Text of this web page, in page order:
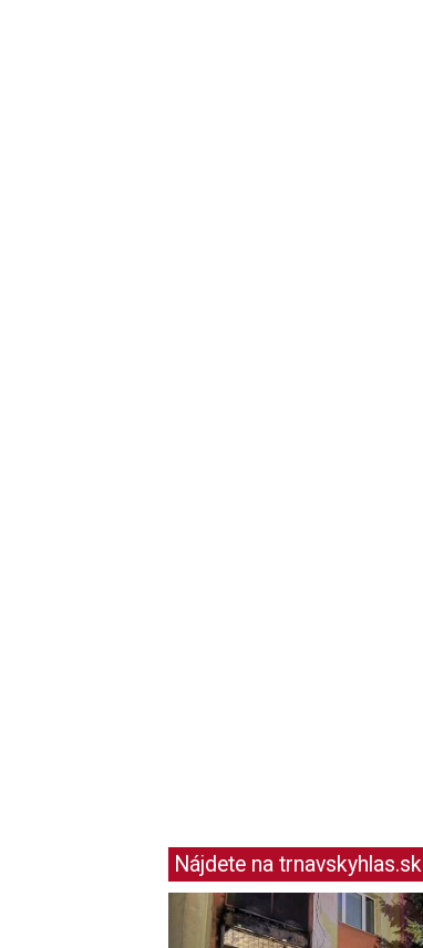
Nájdete na trnavskyhlas.sk